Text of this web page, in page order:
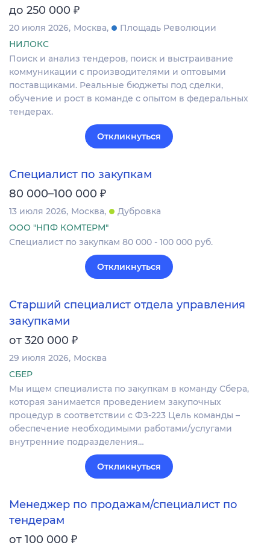
до 250 000 ₽
20 июля 2026 Москва
Площадь Революции
НИЛОКС
Поиск и анализ тендеров, поиск и выстраивание
коммуникации с производителями и оптовыми
поставщиками. Реальные бюджеты под сделки,
обучение и рост в команде с опытом в федеральных
тендерах.
Откликнуться
Специалист по закупкам
80 000–100 000 ₽
13 июля 2026 Москва
Дубровка
ООО "НПФ КОМТЕРМ"
Специалист по закупкам 80 000 - 100 000 руб.
Откликнуться
Старший специалист отдела управления
закупками
от 320 000 ₽
29 июля 2026 Москва
СБЕР
Мы ищем специалиста по закупкам в команду Сбера,
которая занимается проведением закупочных
процедур в соответствии с ФЗ-223 Цель команды –
обеспечение необходимыми работами/услугами
внутренние подразделения…
Откликнуться
Менеджер по продажам/специалист по
тендерам
от 100 000 ₽